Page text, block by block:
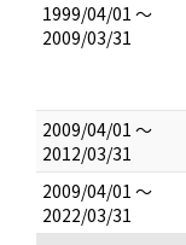
1999/04/01 ～
2009/03/31
2009/04/01 ～
2012/03/31
2009/04/01 ～
2022/03/31